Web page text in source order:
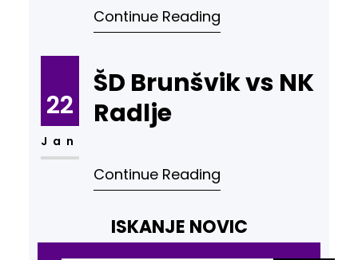
Continue Reading
22
Jan
ŠD Brunšvik vs NK
Radlje
Continue Reading
ISKANJE NOVIC